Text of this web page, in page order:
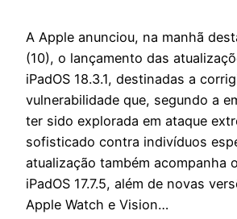
A Apple anunciou, na manhã
(10), o lançamento das
iPadOS 18.3.1, destinadas a
vulnerabilidade que, segundo a
ter sido explorada em ataque
sofisticado contra indivíduos
atualização também acompanha
iPadOS 17.7.5, além de novas
Apple Watch e Vision…